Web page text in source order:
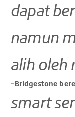
dapat
namun
alih oleh
–Bridgestone
smart